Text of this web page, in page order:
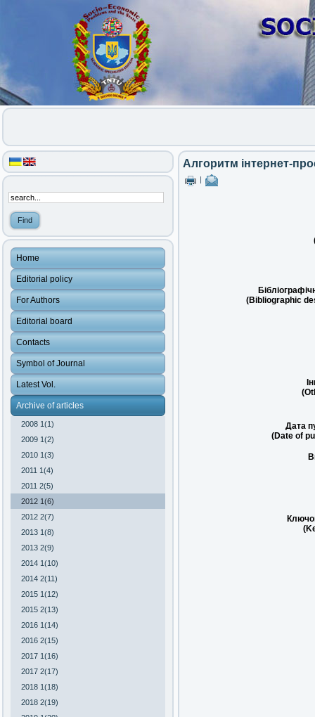
Home
Editorial policy
For Authors
Editorial board
Contacts
Symbol of Journal
Latest Vol.
Archive of articles
2008 1(1)
2009 1(2)
2010 1(3)
2011 1(4)
2011 2(5)
2012 1(6)
2012 2(7)
2013 1(8)
2013 2(9)
2014 1(10)
2014 2(11)
2015 1(12)
2015 2(13)
2016 1(14)
2016 2(15)
2017 1(16)
2017 2(17)
2018 1(18)
2018 2(19)
Алгоритм інтернет-
(Bibliographic
Дата
(Date of